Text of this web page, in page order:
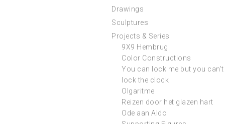
Drawings
Sculptures
Projects & Series
9X9 Hembrug
Color Constructions
You can lock me but you can’t
lock the clock
Olgaritme
Reizen door het glazen hart
Ode aan Aldo